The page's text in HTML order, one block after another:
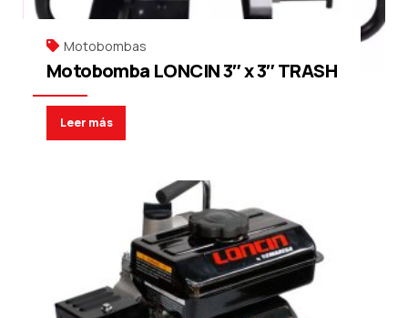
Motobombas
Motobomba LONCIN 3″ x 3″ TRASH
Leer más